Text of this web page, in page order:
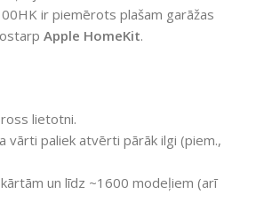
ir piemērots plašam garāžas
Apple HomeKit.
lietotni.
vārti paliek atvērti pārāk ilgi (piem.,
un līdz ~1600 modeļiem (arī